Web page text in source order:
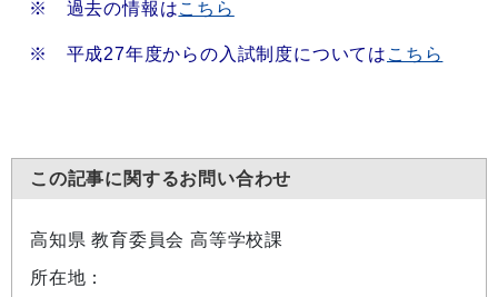
※ 過去の情報はこちら
※ 平成27年度からの入試制度については こちら
この記事に関するお問い合わせ
高知県 教育委員会 高等学校課
所在地：